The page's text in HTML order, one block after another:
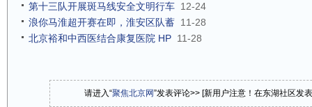
第十三队开展斑马线安全文明行车 12-24
浪你马淮超开赛在即，淮安区队蓄 11-28
北京裕和中西医结合康复医院 HP 11-28
请进入“聚焦北京网”发表评论>> [新用户注意！在东湖社区发